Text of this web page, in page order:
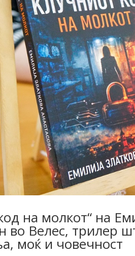
на молкот“ на
во Велес, трилер
моќ и човечност